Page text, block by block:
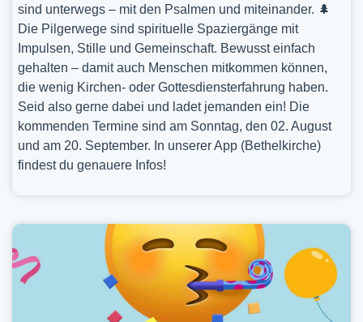
sind unterwegs – mit den Psalmen und miteinander. 🌲
Die Pilgerwege sind spirituelle Spaziergänge mit
Impulsen, Stille und Gemeinschaft. Bewusst einfach
gehalten – damit auch Menschen mitkommen können,
die wenig Kirchen- oder Gottesdiensterfahrung haben.
Seid also gerne dabei und ladet jemanden ein! Die
kommenden Termine sind am Sonntag, den 02. August
und am 20. September. In unserer App (Bethelkirche)
findest du genauere Infos!